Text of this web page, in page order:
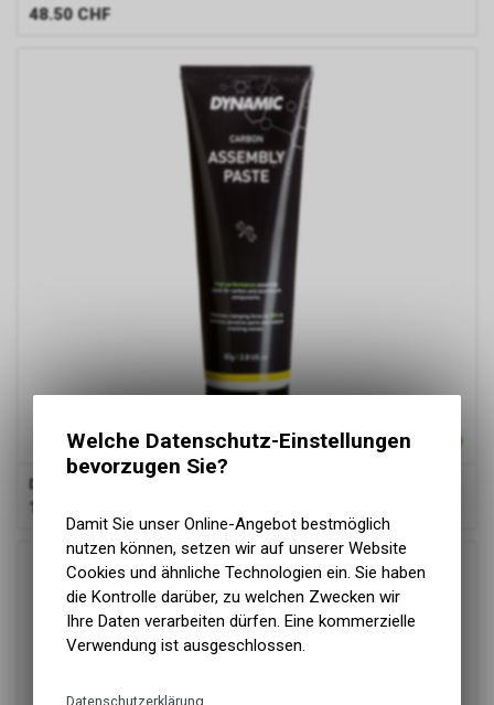
48.50 CHF
Dynamic
17.90
Welche Datenschutz-Einstellungen
bevorzugen Sie?
Damit Sie unser Online-Angebot bestmöglich
nutzen können, setzen wir auf unserer Website
Cookies und ähnliche Technologien ein. Sie haben
die Kontrolle darüber, zu welchen Zwecken wir
Ihre Daten verarbeiten dürfen. Eine kommerzielle
Verwendung ist ausgeschlossen.
Datenschutzerklärung